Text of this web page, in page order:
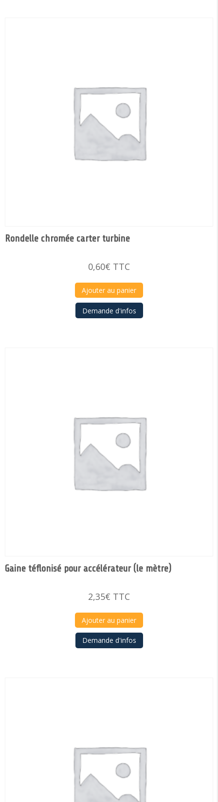
Rondelle chromée carter turbine
0,60€ TTC
Ajouter au panier
Demande d'infos
Gaine téflonisé pour accélérateur (le mètre)
2,35€ TTC
Ajouter au panier
Demande d'infos